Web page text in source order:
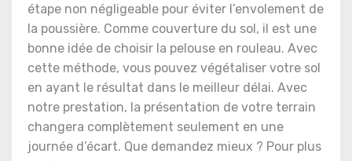
étape non négligeable pour éviter l’envolement de
la poussière. Comme couverture du sol, il est une
bonne idée de choisir la pelouse en rouleau. Avec
cette méthode, vous pouvez végétaliser votre sol
en ayant le résultat dans le meilleur délai. Avec
notre prestation, la présentation de votre terrain
changera complètement seulement en une
journée d’écart. Que demandez mieux ? Pour plus